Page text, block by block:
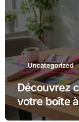
Uncategorized
Découvrez
votre boîte
unique